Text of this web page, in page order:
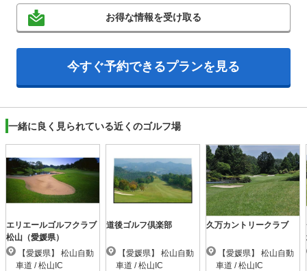
お得な情報を受け取る
今すぐ予約できるプランを見る
一緒に良く見られている近くのゴルフ場
エリエールゴルフクラブ
松山（愛媛県）
車道 / 松山IC
道後ゴルフ倶楽部
車道 / 松山IC
久万カントリークラブ
車道 / 松山IC